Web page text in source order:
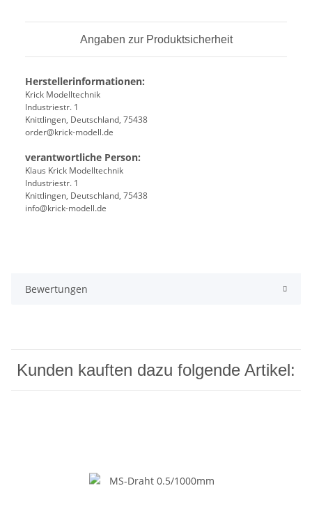
Angaben zur Produktsicherheit
Herstellerinformationen:
Krick Modelltechnik
Industriestr. 1
Knittlingen, Deutschland, 75438
order@krick-modell.de
verantwortliche Person:
Klaus Krick Modelltechnik
Industriestr. 1
Knittlingen, Deutschland, 75438
info@krick-modell.de
Bewertungen
Kunden kauften dazu folgende Artikel: